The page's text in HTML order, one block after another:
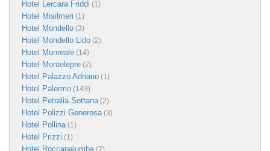
Hotel Lercara Friddi (1)
Hotel Misilmeri (1)
Hotel Mondello (3)
Hotel Mondello Lido (2)
Hotel Monreale (14)
Hotel Montelepre (2)
Hotel Palazzo Adriano (1)
Hotel Palermo (143)
Hotel Petralia Sottana(2)
Hotel Polizzi Generosa(3)
Hotel Pollina(1)
Hotel Prizzi (1)
Hotel Roccapalumba(2)